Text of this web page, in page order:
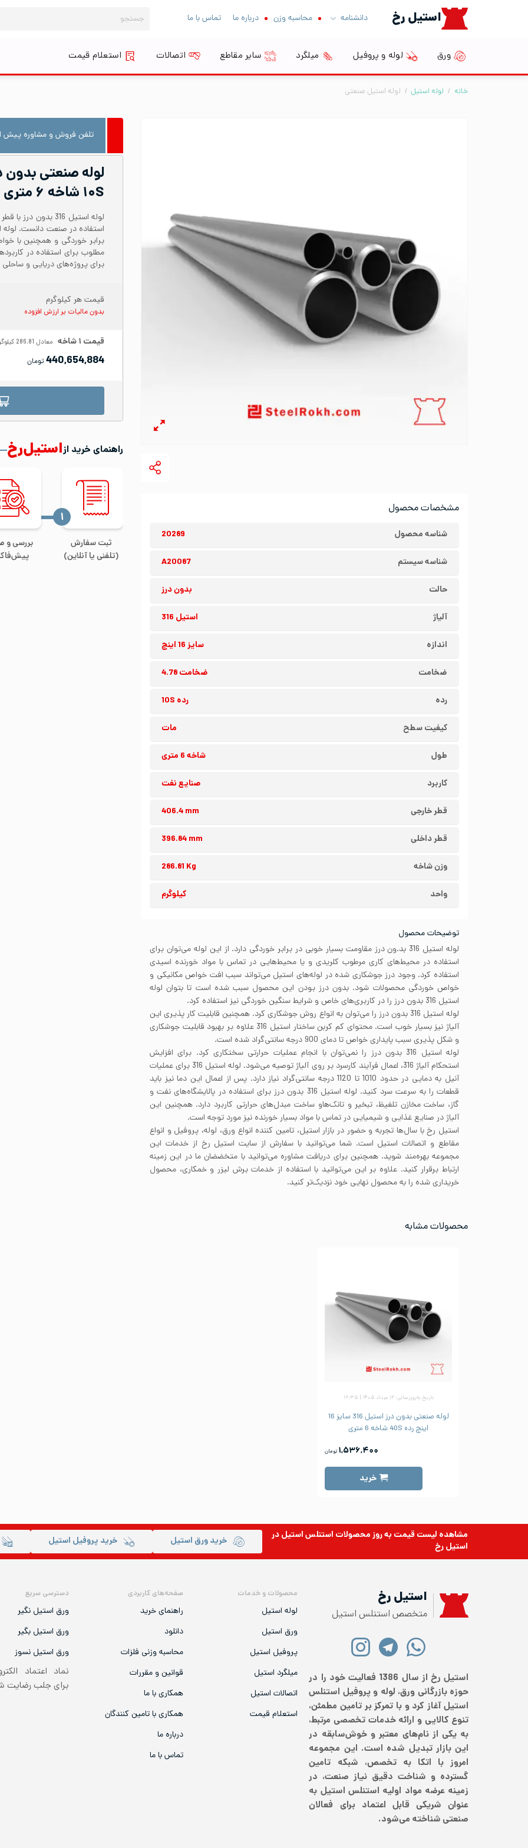
استیل رخ دانشنامه محاسبه وزن درباره ما تماس با ما
برای:
ورق لوله و پروفیل میلگرد سایر مقاطع اتصالات استعلام قیمت
خانه / لوله استیل / لوله استیل صنعتی
مشخصات محصول
شناسه محصول 20289
شناسه سیستم A20087
حالت بدون درز
آلیاژ استیل 316
اندازه سایز 16 اینچ
ضخامت ضخامت 4.78
رده رده 10S
کیفیت سطح مات
طول شاخه 6 متری
کاربرد صنایع نفت
قطر خارجی 406.4 mm
قطر داخلی 396.84 mm
وزن شاخه 286.81 Kg
واحد کیلوگرم
توضیحات محصول
لوله استیل 316 بد.ون درز مقاومت بسیار خوبی در برابر خوردگی دارد. از این لوله می‌توان برای
استفاده در محیط‌های کاری مرطوب کلریدی و یا محیط‌هایی در تماس با مواد خورنده اسیدی
استفاده کرد. وجود درز جوشکاری شده در لوله‌های استیل می‌تواند سبب افت خواص مکانیکی و
خواص خوردگی محصولات شود. بدون درز بودن این محصول سبب شده است تا بتوان لوله
استیل 316 بدون درز را در کاربری‌های خاص و شرایط سنگین خوردگی نیز استفاده کرد.
لوله استیل 316 بدون درز را می‌توان به انواع روش‌ جوشکاری کرد. همچنین قابلیت کار پذیری این
آلیاژ نیز بسیار خوب است. محتوای کم کربن ساختار استیل 316 علاوه بر بهبود قابلیت جوشکاری
و شکل پذیری سبب پایداری خواص تا دمای 900 درجه سانتی‌گراد شده است.
لوله استیل 316 بدون درز را نمی‌توان با انجام عملیات حرارتی سختکاری کرد. برای افزایش
استحکام آلیاژ 316، اعمال فرآیند کارسرد بر روی آلیاژ توصیه می‌شود. لوله استیل 316 برای عملیات
آنیل به دمایی در حدود 1010 تا 1120 درجه سانتی‌گراد نیاز دارد. پس از اعمال این دما نیز باید
قطعات را به سرعت سرد کنید. لوله استیل 316 بدون درز برای استفاده در پالایشگاه‌های نفت و
گاز، ساخت مخازن تلغیظ، تبخیر و تانک‌هاو ساخت مبدل‌های حرارتی کاربرد دارد. همچنین این
آلیاژ در صنایع غذایی و شیمیایی در تماس با مواد بسیار خورنده نیز مورد توجه است.
استیل رخ با سال‌ها تجربه و حضور در بازار استیل، تامین کننده انواع ورق، لوله، پروفیل و انواع
مقاطع و اتصالات استیل است. شما می‌توانید با سفارش از سایت استیل رخ از خدمات این
مجموعه بهره‌مند شوید. همچنین برای دریافت مشاوره می‌توانید با متخضضان ما در این زمینه
ارتباط برقرار کنید. علاوه بر این می‌توانید با استفاده از خدمات برش لیزر و خمکاری، محصول
خریداری شده را به محصول نهایی خود نزدیک‌تر کنید.
محصولات مشابه
تاریخ به‌روزرسانی: ۱۲ مرداد ۱۴۰۵ | ۱۶:۳۵
لوله صنعتی بدون درز استیل 316 سایز 16
اینچ رده 40S شاخه 6 متری
۱,۵۳۶,۴۰۰ تومان
خرید
تلفن فروش و مشاوره پیش
۱۰S شاخه ۶ متری
برابر خوردگی و همچنین با
مطلوب برای استفاده در
برای پروژه‌های دریایی و
قیمت هر کیلوگرم
بدون مالیات بر ارزش افزوده
قیمت ۱شاخه معادل 286.81
440,654,884تومان
راهنمای خرید ازاستیل‌رخ
ثبت سفارش
(تلفنی یا آنلاین)
‍۱
بررسی و
مشاهده لیست قیمت به روزمحصولات استنلس استیلدر
استیل رخ
خرید ورق استیل خرید پروفیل استیل
استیل رخ
متخصص استنلس استیل
استیل رخ از سال 1386 فعالیت خود را در
حوزه بازرگانی ورق، لوله و پروفیل استنلس
استیل آغاز کرد و با تمرکز بر تامین مطمئن،
تنوع کالایی و ارائه خدمات تخصصی مرتبط،
به یکی از نام‌های معتبر و خوش‌سابقه در
این بازار تبدیل شده است. این مجموعه
امروز با اتکا به تخصص، شبکه تامین
گسترده و شناخت دقیق نیاز صنعت، در
زمینه عرضه مواد اولیه استنلس استیل به
عنوان شریکی قابل اعتماد برای فعالان
صنعتی شناخته می‌شود.
محصولات و خدمات
لوله استیل
ورق استیل
پروفیل استیل
میلگرد استیل
اتصالات استیل
استعلام قیمت
صفحه‌های کاربردی
راهنمای خرید
دانلود
محاسبه وزنی فلزات
قوانین و مقررات
همکاری با ما
همکاری با تامین کنندگان
درباره ما
تماس با ما
دسترسی سریع
ورق استیل نگیر
ورق استیل بگیر
ورق استیل نسوز
نماد اعتماد
برای جلب